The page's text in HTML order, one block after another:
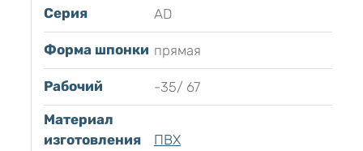
Серия AD
Форма шпонки прямая
Рабочий
-35/ 67
Материал
изготовления
ПВХ